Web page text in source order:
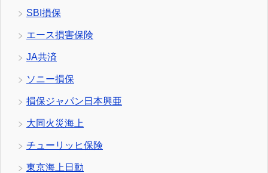
SBI損保
エース損害保険
JA共済
ソニー損保
損保ジャパン日本興亜
大同火災海上
チューリッヒ保険
東京海上日動